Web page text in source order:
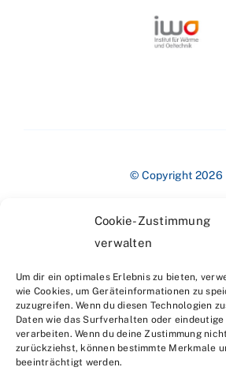
Cookie-Zustimmung
verwalten
Um dir ein optimales Erlebnis zu bieten,
wie Cookies, um Geräteinformationen zu
zuzugreifen. Wenn du diesen Technologien
Daten wie das Surfverhalten oder eindeutige
verarbeiten. Wenn du deine Zustimmung
zurückziehst, können bestimmte Merkmale
beeinträchtigt werden.
© Copyright 2026
Impressum